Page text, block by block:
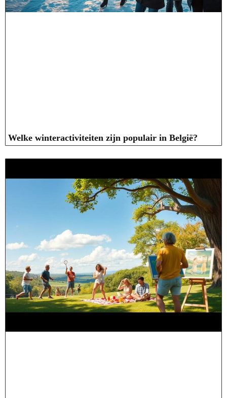
Welke winteractiviteiten zijn populair in België?